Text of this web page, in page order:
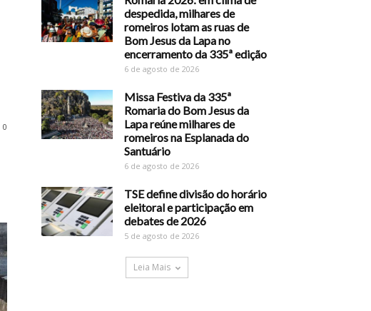
0
despedida, milhares de
romeiros lotam as ruas de
Bom Jesus da Lapa no
encerramento da 335ª edição
6 de agosto de 2026
Missa Festiva da 335ª
Romaria do Bom Jesus da
Lapa reúne milhares de
romeiros na Esplanada do
Santuário
6 de agosto de 2026
TSE define divisão do horário
eleitoral e participação em
debates de 2026
5 de agosto de 2026
Leia Mais